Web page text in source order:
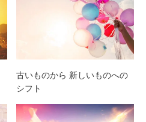
古いものから 新しいものへの
シフト